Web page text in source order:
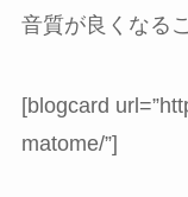
音質が良くなる
[blogcard
matome/”]